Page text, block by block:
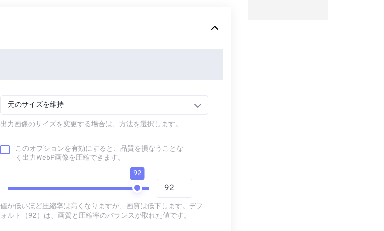
元のサイズを維持
出力画像のサイズを変更する場合は、方法を選択します。
このオプションを有効にすると、品質を損なうことな
く出力WebP画像を圧縮できます。
92
値が低いほど圧縮率は高くなりますが、画質は低下します。デフ
ォルト（92）は、画質と圧縮率のバランスが取れた値です。